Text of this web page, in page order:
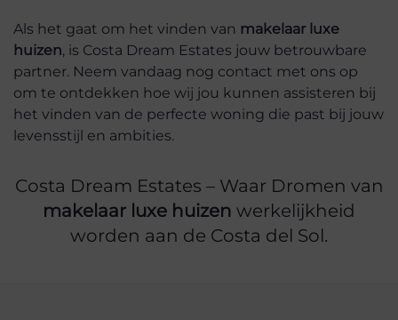
Als het gaat om het vinden van makelaar luxe
huizen, is Costa Dream Estates jouw betrouwbare
partner. Neem vandaag nog contact met ons op
om te ontdekken hoe wij jou kunnen assisteren bij
het vinden van de perfecte woning die past bij jouw
levensstijl en ambities.
Costa Dream Estates – Waar Dromen van
makelaar luxe huizen werkelijkheid
worden aan de Costa del Sol.